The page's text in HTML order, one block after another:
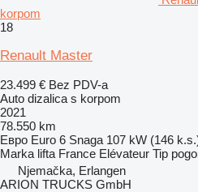
korpom
18
Renault Master
23.499 € Bez PDV-a
Auto dizalica s korpom
2021
78.550 km
Евро Euro 6 Snaga 107 kW (146
Marka lifta France Elévateur Tip
Njemačka, Erlangen
ARION TRUCKS GmbH